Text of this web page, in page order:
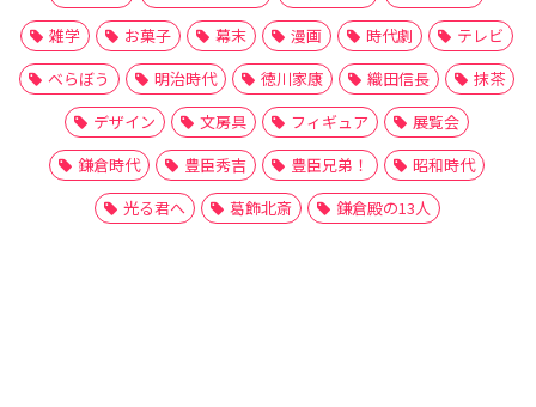
雑学
お菓子 幕末 漫画 時代劇
テレビ
べらぼう
明治時代 徳川家康 織田信長
抹茶
デザイン
文房具 フィギュア
展覧会
鎌倉時代
豊臣秀吉 豊臣兄弟！
昭和時代
光る君へ
葛飾北斎 鎌倉殿の13人